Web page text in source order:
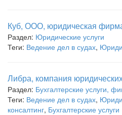
Куб, ООО, юридическая
Раздел: Юридические услуги
Теги: Ведение дел в судах,
Либра, компания
Раздел: Бухгалтерские услуги,
Теги: Ведение дел в судах,
консалтинг, Бухгалтерские услуги